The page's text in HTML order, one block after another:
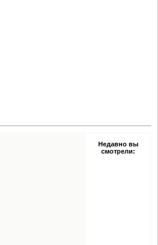
Недавно вы
смотрели: